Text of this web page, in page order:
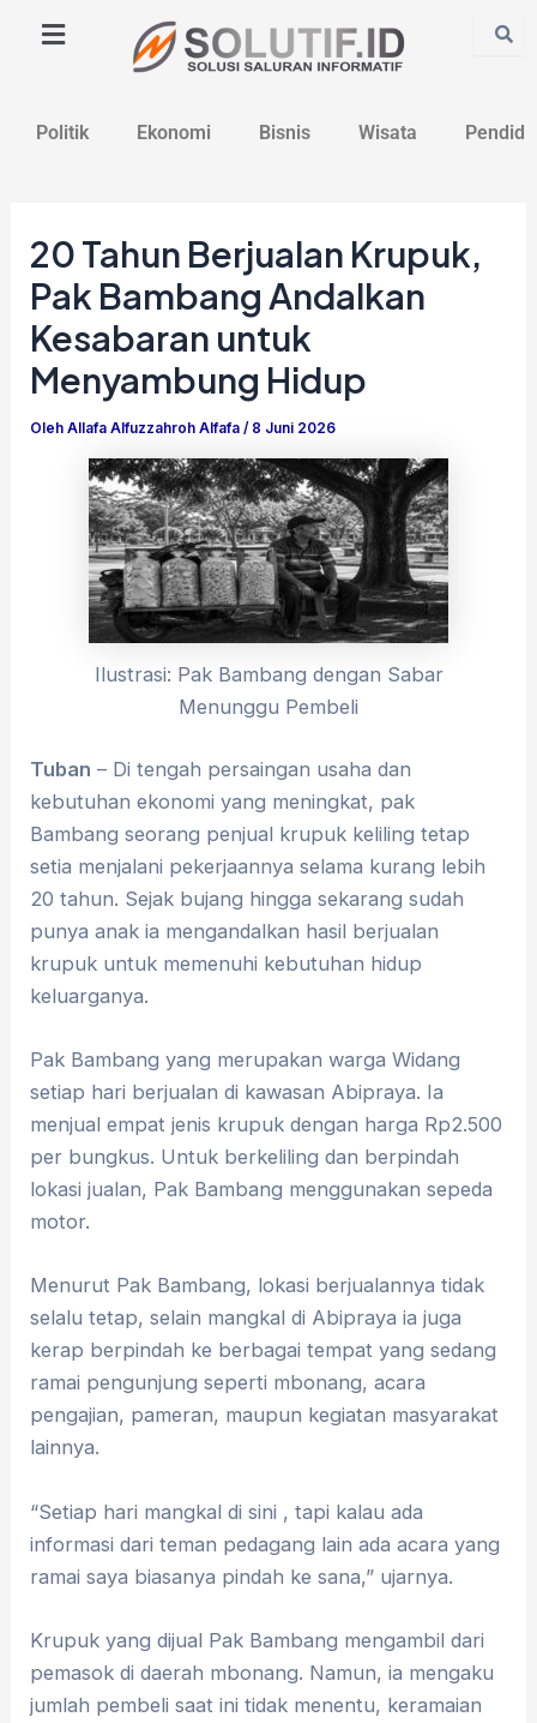
Politik Ekonomi Bisnis Wisata
20 Tahun Berjualan Krupuk,
Pak Bambang Andalkan
Kesabaran untuk
Menyambung Hidup
OlehAllafa Alfuzzahroh Alfafa/ 8 Juni 2026
Ilustrasi: Pak Bambang dengan Sabar
Menunggu Pembeli
Tuban – Di tengah persaingan usaha dan
kebutuhan ekonomi yang meningkat, pak
Bambang seorang penjual krupuk keliling tetap
setia menjalani pekerjaannya selama kurang lebih
20 tahun. Sejak bujang hingga sekarang sudah
punya anak ia mengandalkan hasil berjualan
krupuk untuk memenuhi kebutuhan hidup
keluarganya.
Pak Bambang yang merupakan warga Widang
setiap hari berjualan di kawasan Abipraya. Ia
menjual empat jenis krupuk dengan harga Rp2.500
per bungkus. Untuk berkeliling dan berpindah
lokasi jualan, Pak Bambang menggunakan sepeda
motor.
Menurut Pak Bambang, lokasi berjualannya tidak
selalu tetap, selain mangkal di Abipraya ia juga
kerap berpindah ke berbagai tempat yang sedang
ramai pengunjung seperti mbonang, acara
pengajian, pameran, maupun kegiatan masyarakat
lainnya.
“Setiap hari mangkal di sini , tapi kalau ada
informasi dari teman pedagang lain ada acara yang
ramai saya biasanya pindah ke sana,” ujarnya.
Krupuk yang dijual Pak Bambang mengambil dari
pemasok di daerah mbonang. Namun, ia mengaku
jumlah pembeli saat ini tidak menentu, keramaian
navigation